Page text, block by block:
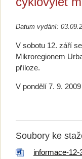
Datum vydání:
V sobotu 12. září
Mikroregionem
příloze.
V pondělí 7. 9.
Soubory ke
informace-12-